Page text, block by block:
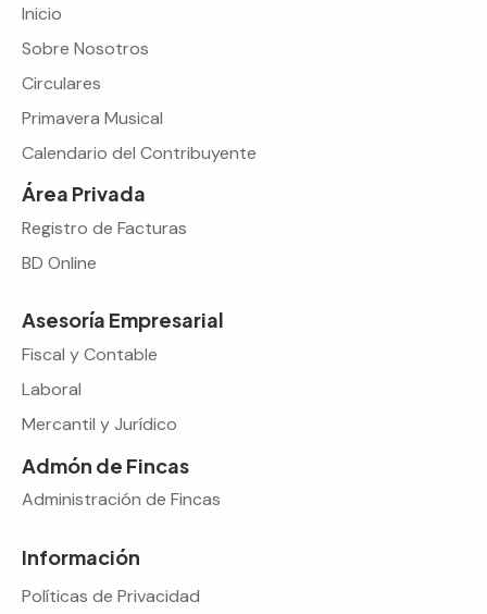
Inicio
Sobre Nosotros
Circulares
Primavera Musical
Calendario del Contribuyente
Área Privada
Registro de Facturas
BD Online
Asesoría Empresarial
Fiscal y Contable
Laboral
Mercantil y Jurídico
Admón de Fincas
Administración de Fincas
Información
Políticas de Privacidad